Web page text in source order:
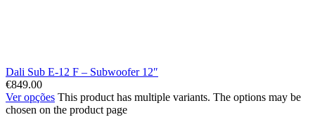
Dali Sub E-12 F – Subwoofer 12″
€849.00
Ver opções This product has multiple variants. The options may be
chosen on the product page